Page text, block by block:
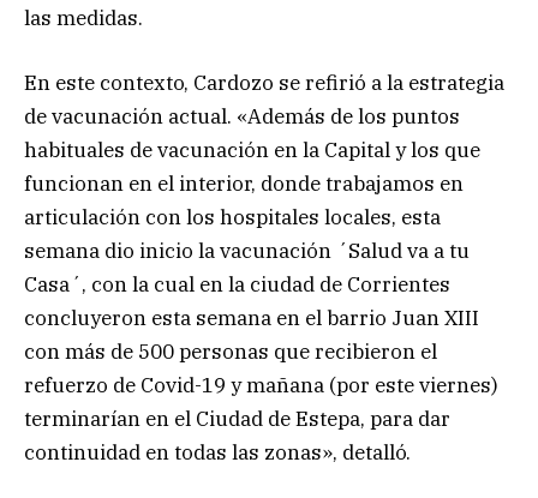
las medidas.
En este contexto, Cardozo se refirió a la estrategia
de vacunación actual. «Además de los puntos
habituales de vacunación en la Capital y los que
funcionan en el interior, donde trabajamos en
articulación con los hospitales locales, esta
semana dio inicio la vacunación ´Salud va a tu
Casa´, con la cual en la ciudad de Corrientes
concluyeron esta semana en el barrio Juan XIII
con más de 500 personas que recibieron el
refuerzo de Covid-19 y mañana (por este viernes)
terminarían en el Ciudad de Estepa, para dar
continuidad en todas las zonas», detalló.